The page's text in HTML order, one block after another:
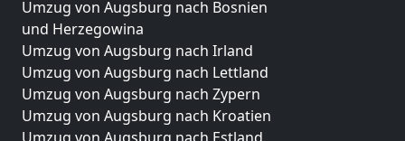
Umzug von Augsburg nach Bosnien
und Herzegowina
Umzug von Augsburg nach Irland
Umzug von Augsburg nach Lettland
Umzug von Augsburg nach Zypern
Umzug von Augsburg nach Kroatien